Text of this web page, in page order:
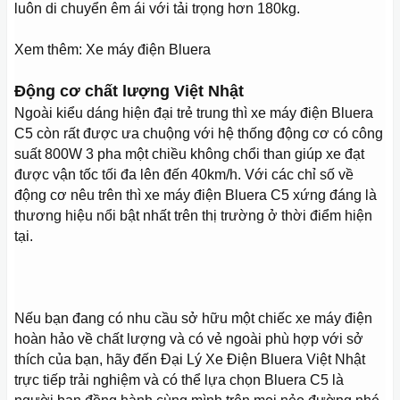
luôn di chuyển êm ái với tải trọng hơn 180kg.
Xem thêm: Xe máy điện Bluera
Động cơ chất lượng Việt Nhật
Ngoài kiểu dáng hiện đại trẻ trung thì xe máy điện Bluera
C5 còn rất được ưa chuộng với hệ thống động cơ có công
suất 800W 3 pha một chiều không chổi than giúp xe đạt
được vận tốc tối đa lên đến 40km/h. Với các chỉ số về
động cơ nêu trên thì xe máy điện Bluera C5 xứng đáng là
thương hiệu nổi bật nhất trên thị trường ở thời điểm hiện
tại.
Nếu bạn đang có nhu cầu sở hữu một chiếc xe máy điện
hoàn hảo về chất lượng và có vẻ ngoài phù hợp với sở
thích của bạn, hãy đến Đại Lý Xe Điện Bluera Việt Nhật
trực tiếp trải nghiệm và có thể lựa chọn Bluera C5 là